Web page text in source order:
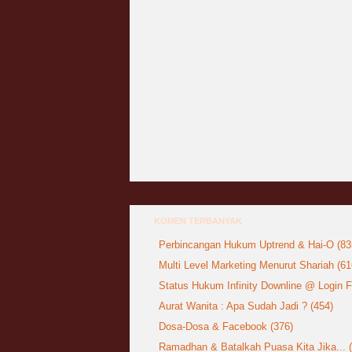
KOMEN TERBANYAK
Perbincangan Hukum Uptrend & Hai-O
Multi Level Marketing Menurut Shariah
Status Hukum Infinity Downline @ Login
Aurat Wanita : Apa Sudah Jadi ? (454)
Dosa-Dosa & Facebook (376)
Ramadhan & Batalkah Puasa Kita Jika...